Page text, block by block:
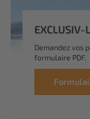
Demandez vos
formulaire PDF.